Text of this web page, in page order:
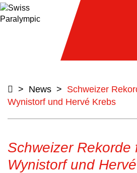
> News > Schweizer
Wynistorf und Hervé Krebs
Schweizer Rekorde
Wynistorf und